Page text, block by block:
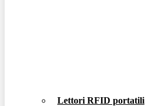
Lettori RFID portatili